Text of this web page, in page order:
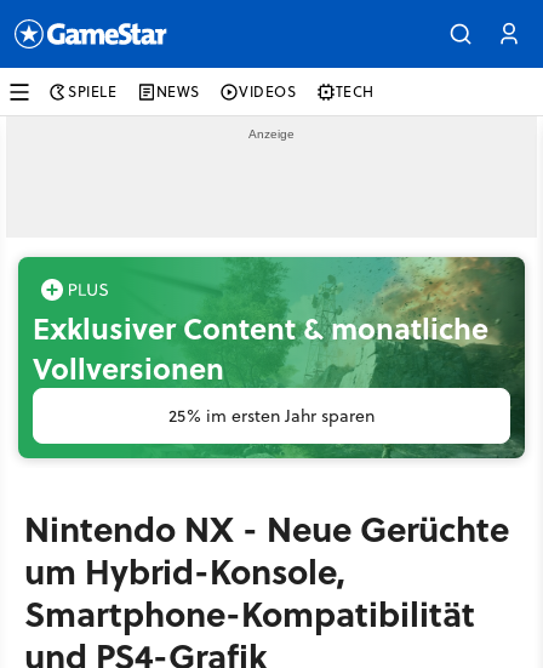
SPIELE NEWS VIDEOS TECH
Exklusiver Content & monatliche
Vollversionen
25% im ersten Jahr sparen
Nintendo NX - Neue Gerüchte
um Hybrid-Konsole,
Smartphone-Kompatibilität
und PS4-Grafik